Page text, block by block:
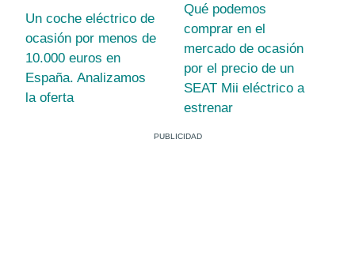
Un coche eléctrico de
ocasión por menos de
10.000 euros en
España. Analizamos
la oferta
Qué podemos
comprar en el
mercado de ocasión
por el precio de un
SEAT Mii eléctrico a
estrenar